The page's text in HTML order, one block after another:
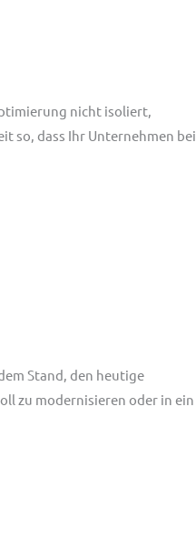
nicht isoliert,
so, dass Ihr Unternehmen bei
Stand, den heutige
zu modernisieren oder in ein